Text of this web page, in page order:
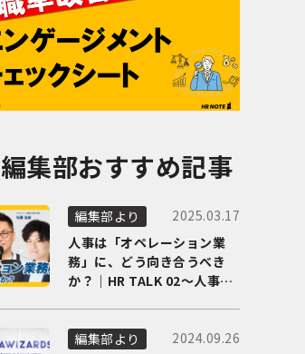
編集部おすすめ記事
編集部より
2025.03.17
人事は「オペレーション業
務」に、どう向き合うべき
か？｜HR TALK 02～人事DX
編集部より
2024.09.26